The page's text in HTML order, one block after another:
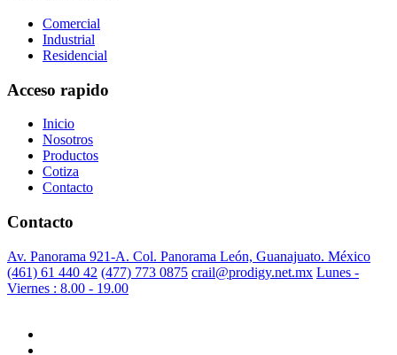
Comercial
Industrial
Residencial
Acceso rapido
Inicio
Nosotros
Productos
Cotiza
Contacto
Contacto
Av. Panorama 921-A. Col. Panorama León, Guanajuato. México
(461) 61 440 42 (477) 773 0875 crail@prodigy.net.mx Lunes -
Viernes : 8.00 - 19.00